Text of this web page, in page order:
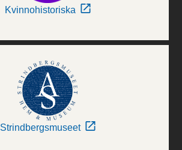
Kvinnohistoriska
Strindbergsmuseet